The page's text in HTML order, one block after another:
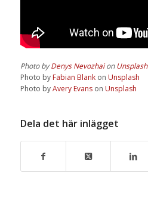
Photo byDenys NevozhaionUnsplash
Photo by Fabian Blankon Unsplash
Photo byAvery Evanson Unsplash
Dela det här inlägget